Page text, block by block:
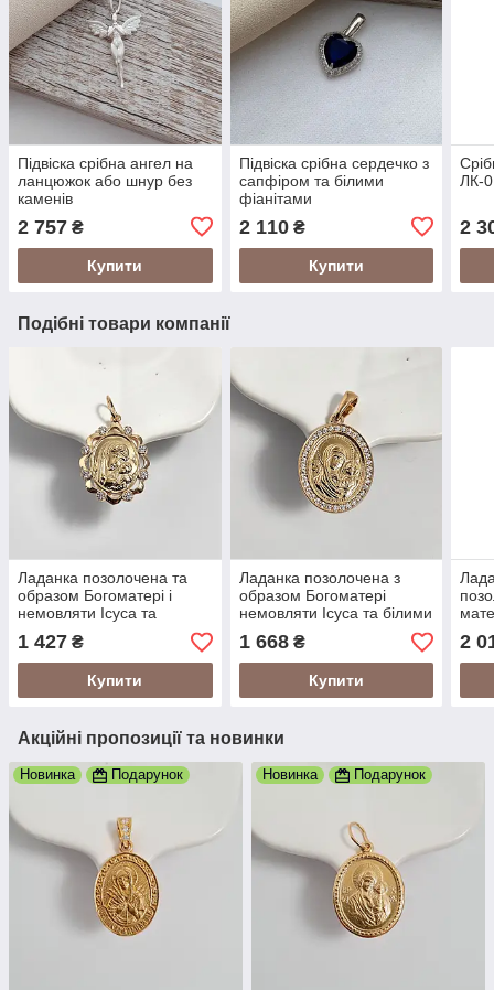
Підвіска срібна ангел на
ланцюжок або шнур без
каменів
2 757 ₴
Купити
Підвіска срібна сердечко з
сапфіром та білими
фіанітами
2 110₴
Купити
ЛК-
2
Подібні товари компанії
Ладанка позолочена та
образом Богоматері і
немовляти Ісуса та
1 427 ₴
Купити
Ладанка позолочена з
образом Богоматері
немовляти Ісуса та білими
1 668₴
Купити
2
Акційні пропозиції та новинки
Новинка Подарунок Новинка Подарунок